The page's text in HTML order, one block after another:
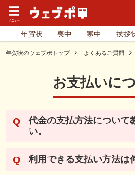
年賀状 喪中 寒中 挨拶
年賀状のウェブポトップ よくあるご質問
お支払いに
代金の支払方法について
い。
利用できる支払い方法は